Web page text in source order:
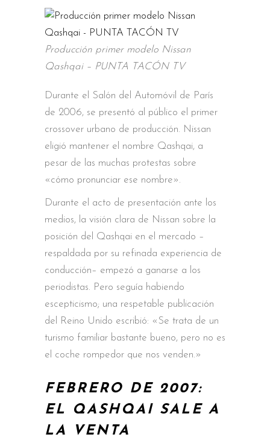
Producción primer modelo Nissan
Qashqai – PUNTA TACÓN TV
Durante el Salón del Automóvil de París
de 2006, se presentó al público el primer
crossover urbano de producción. Nissan
eligió mantener el nombre Qashqai, a
pesar de las muchas protestas sobre
«cómo pronunciar ese nombre».
Durante el acto de presentación ante los
medios, la visión clara de Nissan sobre la
posición del Qashqai en el mercado –
respaldada por su refinada experiencia de
conducción– empezó a ganarse a los
periodistas. Pero seguía habiendo
escepticismo; una respetable publicación
del Reino Unido escribió: «Se trata de un
turismo familiar bastante bueno, pero no es
el coche rompedor que nos venden.»
FEBRERO DE 2007:
EL QASHQAI SALE A
LA VENTA